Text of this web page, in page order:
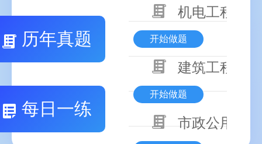
历年真题
每日一练
机电工程技术
开始做题
建筑工程技术
开始做题
市政公用工